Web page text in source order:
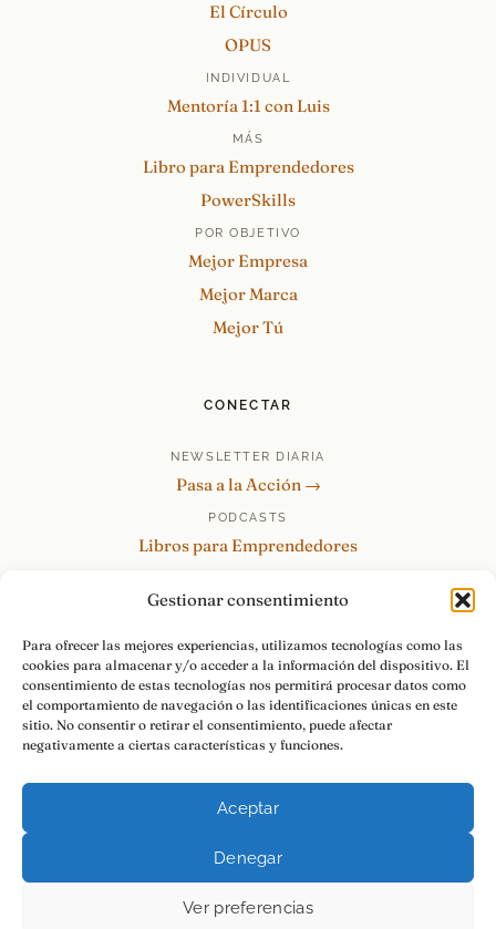
Gestionar consentimiento
Para ofrecer las mejores experiencias, utilizamos tecnologías como las
cookies para almacenar y/o acceder a la información del dispositivo. El
consentimiento de estas tecnologías nos permitirá procesar datos como
el comportamiento de navegación o las identificaciones únicas en este
sitio. No consentir o retirar el consentimiento, puede afectar
negativamente a ciertas características y funciones.
Aceptar
Denegar
Ver preferencias
El Círculo
OPUS
INDIVIDUAL
Mentoría 1:1 con Luis
MÁS
Libro para Emprendedores
PowerSkills
POR OBJETIVO
Mejor Empresa
Mejor Marca
Mejor Tú
CONECTAR
NEWSLETTER DIARIA
Pasa a la Acción →
PODCASTS
Libros para Emprendedores
re:Invéntate / PowerSkills
MENTOR360
HABLAMOS
Contacto y consultas →
Aviso LegalPrivacidad
Pasa a la Acción.